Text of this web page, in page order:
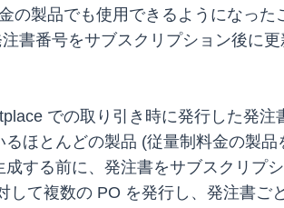
製品でも使用できるようになった
書番号をサブスクリプション後に
での取り引き時に発行した発
ほとんどの製品 (従量制料金の製
する前に、発注書をサブスクリプ
て複数の PO を発行し、発注書ご